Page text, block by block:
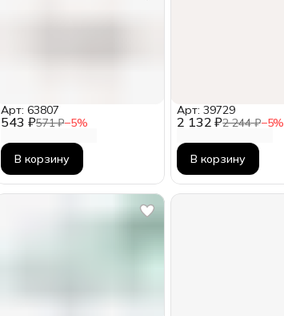
543 ₽571 ₽−5%
Арт: 63807
В корзину
2 132 ₽2 244 ₽−5%
Арт: 39729
В корзину